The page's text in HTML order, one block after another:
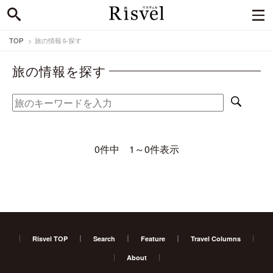
TOP 旅の情報を探す
旅の情報を探す
0件中 1～0件表示
Risvel TOP Search Feature Travel Columns
About